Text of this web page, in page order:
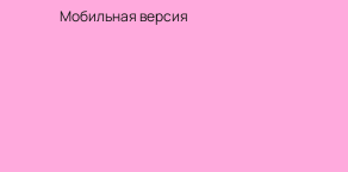
Мобильная версия